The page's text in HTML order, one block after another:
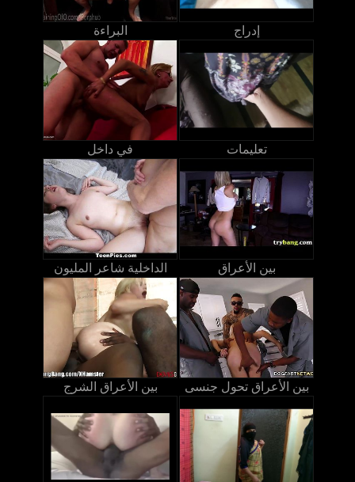
البراءة إدراج
في داخل تعليمات
الداخلية شاعر المليون بين الأعراق
بين الأعراق الشرج بين الأعراق تحول جنسى